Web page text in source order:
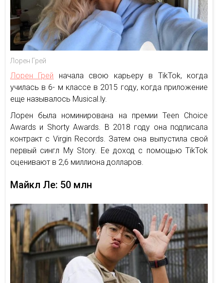
Лорен Грей
Лорен Грей начала свою карьеру в TikTok, когда
училась в 6- м классе в 2015 году, когда приложение
еще называлось Musical.ly.
Лорен была номинирована на премии Teen Choice
Awards и Shorty Awards. В 2018 году она подписала
контракт с Virgin Records. Затем она выпустила свой
первый сингл My Story. Ее доход с помощью TikTok
оценивают в 2,6 миллиона долларов.
Майкл Ле: 50 млн